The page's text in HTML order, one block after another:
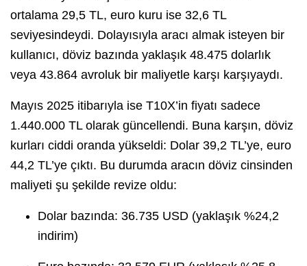
ortalama 29,5 TL, euro kuru ise 32,6 TL
seviyesindeydi. Dolayısıyla aracı almak isteyen bir
kullanıcı, döviz bazında yaklaşık 48.475 dolarlık
veya 43.864 avroluk bir maliyetle karşı karşıyaydı.
Mayıs 2025 itibarıyla ise T10X’in fiyatı sadece
1.440.000 TL olarak güncellendi. Buna karşın, döviz
kurları ciddi oranda yükseldi: Dolar 39,2 TL’ye, euro
44,2 TL’ye çıktı. Bu durumda aracın döviz cinsinden
maliyeti şu şekilde revize oldu:
Dolar bazında: 36.735 USD (yaklaşık %24,2
indirim)